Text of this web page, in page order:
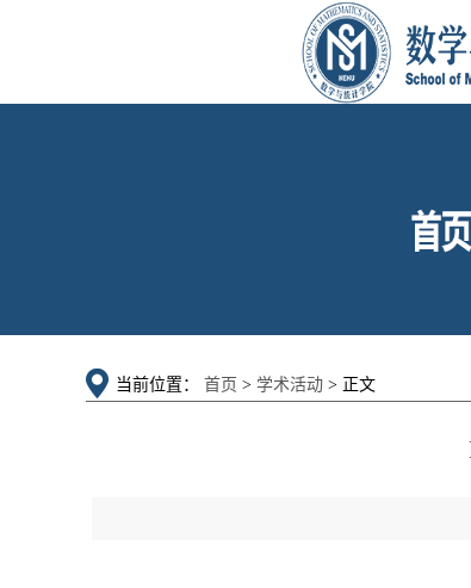
当前位置： 首页 > 学术活动 > 正文